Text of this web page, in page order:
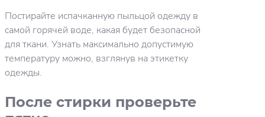
Постирайте испачканную пыльцой одежду в
самой горячей воде, какая будет безопасной
для ткани. Узнать максимально допустимую
температуру можно, взглянув на этикетку
одежды.
После стирки проверьте